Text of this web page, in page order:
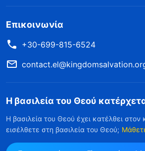
Επικοινωνία
+30-699-815-6524
Η βασιλεία του Θεού
Η βασιλεία του Θεού έχει κατέλθει
εισέλθετε στη βασιλεία του Θεού;